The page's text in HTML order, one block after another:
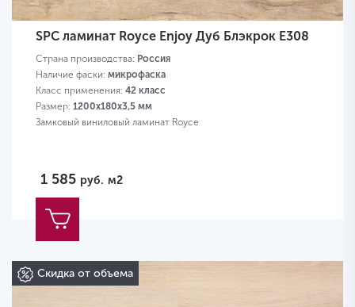
SPC ламинат Royce Enjoy Дуб Блэкрок Е308
Страна производства: Россия
Наличие фаски: микрофаска
Класс применения: 42 класс
Размер: 1200х180х3,5 мм
Замковый виниловый ламинат Royce
1 585 руб. м2
Скидка от объема